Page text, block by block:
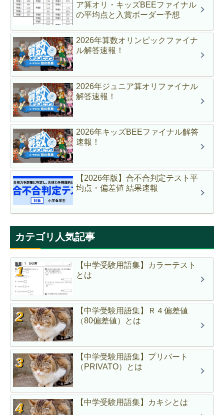
ア算オリ・キッズBEEファイナル
の平均点と入賞ボーダー予想
2026年算数オリンピックファイナ
ル解答速報！
2026年ジュニア算オリファイナル
解答速報！
2026年キッズBEEファイナル解答
速報！
【2026年版】合不合判定テスト平
均点・偏差値 結果速報
カテゴリ人気記事
【中学受験用語集】カラーテスト
とは
【中学受験用語集】Ｒ４偏差値
（80偏差値）とは
【中学受験用語集】プリバート
（PRIVATO）とは
【中学受験用語集】カキシとは